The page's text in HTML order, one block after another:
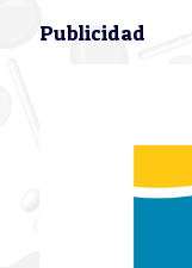
Publicidad